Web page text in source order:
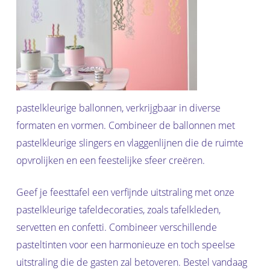
pastelkleurige ballonnen, verkrijgbaar in diverse
formaten en vormen. Combineer de ballonnen met
pastelkleurige slingers en vlaggenlijnen die de ruimte
opvrolijken en een feestelijke sfeer creëren.
Geef je feesttafel een verfijnde uitstraling met onze
pastelkleurige tafeldecoraties, zoals tafelkleden,
servetten en confetti. Combineer verschillende
pasteltinten voor een harmonieuze en toch speelse
uitstraling die de gasten zal betoveren. Bestel vandaag